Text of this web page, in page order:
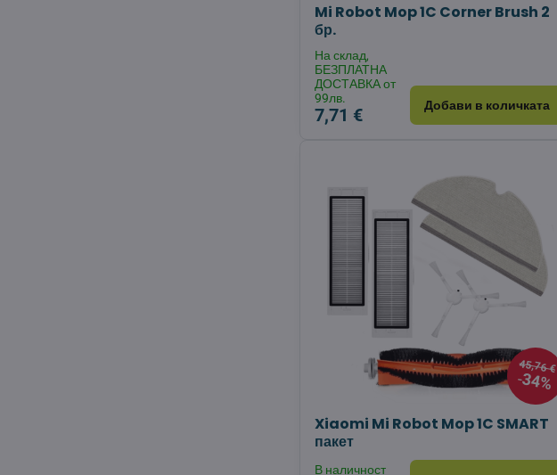
Mi Robot Mop 1C Corner Brush 2
бр.
На склад,
БЕЗПЛАТНА
ДОСТАВКА от
99лв.
7,71 € Добави в количката
45,76 €
34%
Xiaomi Mi Robot Mop 1C SMART
пакет
В наличност